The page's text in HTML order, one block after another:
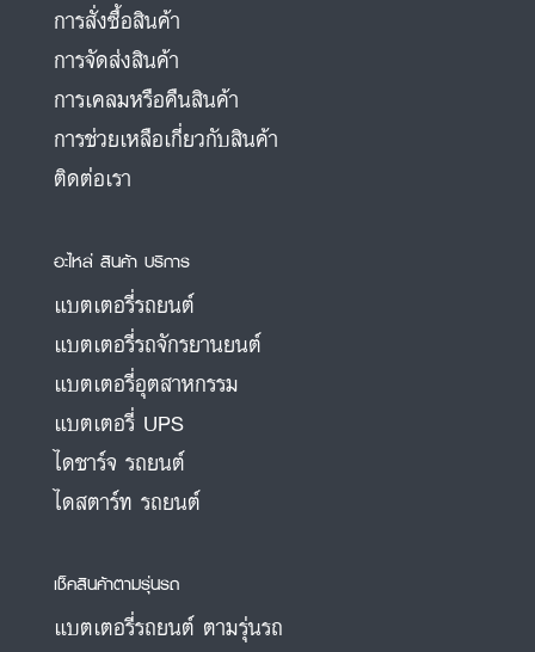
การสั่งซื้อสินค้า
การจัดส่งสินค้า
การเคลมหรือคืนสินค้า
การช่วยเหลือเกี่ยวกับสินค้า
ติดต่อเรา
อะไหล่ สินค้า บริการ
แบตเตอรี่รถยนต์
แบตเตอรี่รถจักรยานยนต์
แบตเตอรี่อุตสาหกรรม
แบตเตอรี่ UPS
ไดชาร์จ รถยนต์
ไดสตาร์ท รถยนต์
เช็คสินค้าตามรุ่นรถ
แบตเตอรี่รถยนต์ ตามรุ่นรถ